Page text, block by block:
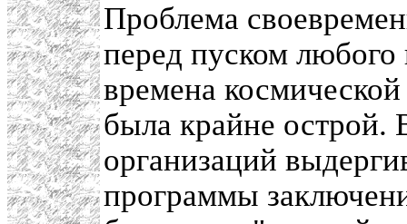
Проблема
перед пуском любого
времена
была крайне острой.
организаций
программы